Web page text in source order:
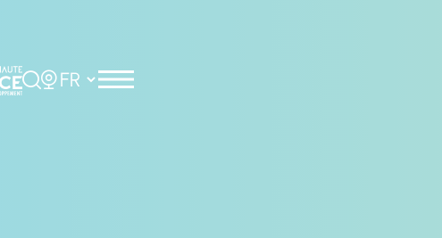
Rechercher
Choisir la langue